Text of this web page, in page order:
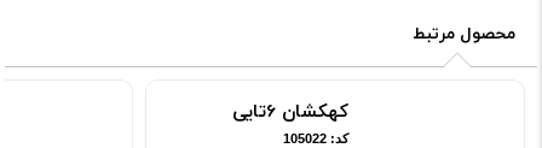
محصول مرتبط
کهکشان 6تایی
کد: 105022